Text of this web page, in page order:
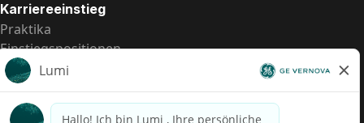
Karriereeinstieg
Praktika
Einstiegspositionen
Alle Möglichkeiten
Schnelle Links
US-Gehalts­transparenz